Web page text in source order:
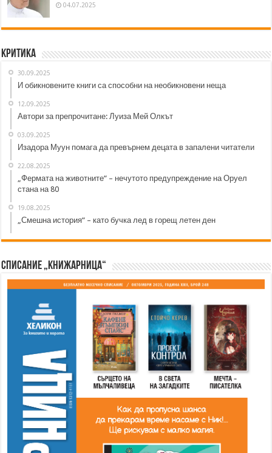
04.07.2025
Критика
30.09.2025
И обикновените книги са способни на необикновени неща
12.09.2025
Автори за препрочитане: Луиза Мей Олкът
03.09.2025
Изадора Муун помага да превърнем децата в запалени читатели
22.08.2025
„Фермата на животните“ – нечутото предупреждение на Оруел
стана на 80
19.08.2025
„Смешна история“ – като бучка лед в горещ летен ден
Списание „Книжарница“